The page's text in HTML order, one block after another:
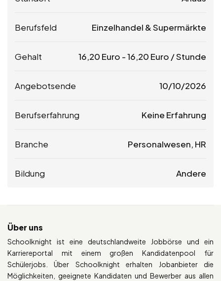
Berufsfeld Einzelhandel & Supermärkte
Gehalt 16,20 Euro -16,20 Euro / Stunde
Angebotsende 10/10/2026
Berufserfahrung Keine Erfahrung
Branche Personalwesen, HR
Bildung Andere
Über uns
Schoolknight ist eine deutschlandweite Jobbörse und ein
Karriereportal mit einem großen Kandidatenpool für
Schülerjobs. Über Schoolknight erhalten Jobanbieter die
Möglichkeiten, geeignete Kandidaten und Bewerber aus allen